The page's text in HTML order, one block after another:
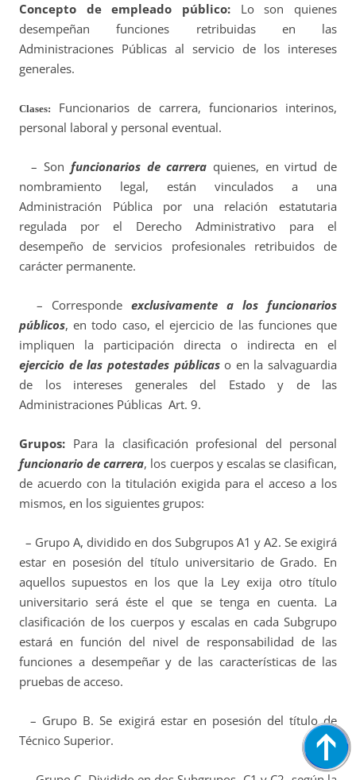
Concepto de empleado público: Lo son quienes
desempeñan funciones retribuidas en las
Administraciones Públicas al servicio de los intereses
generales.
Clases:
Funcionarios de carrera, funcionarios interinos,
personal laboral y personal eventual.
– Son funcionarios de carrera quienes, en virtud de
nombramiento legal, están vinculados a una
Administración Pública por una relación estatutaria
regulada por el Derecho Administrativo para el
desempeño de servicios profesionales retribuidos de
carácter permanente.
– Corresponde exclusivamente a los funcionarios
públicos, en todo caso, el ejercicio de las funciones que
impliquen la participación directa o indirecta en el
ejercicio de las potestades públicaso en la salvaguardia
de los intereses generales del Estado y de las
Administraciones Públicas Art. 9.
Grupos: Para la clasificación profesional del personal
funcionario de carrera, los cuerpos y escalas se clasifican,
de acuerdo con la titulación exigida para el acceso a los
mismos, en los siguientes grupos:
– Grupo A, dividido en dos Subgrupos A1 y A2. Se exigirá
estar en posesión del título universitario de Grado. En
aquellos supuestos en los que la Ley exija otro título
universitario será éste el que se tenga en cuenta. La
clasificación de los cuerpos y escalas en cada Subgrupo
estará en función del nivel de responsabilidad de las
funciones a desempeñar y de las características de las
pruebas de acceso.
– Grupo B. Se exigirá estar en posesión del título de
Técnico Superior.